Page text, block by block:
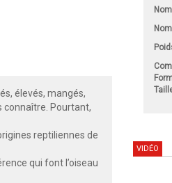
élevés, mangés,
connaître. Pourtant,
reptiliennes de
qui font l’oiseau
VIDÉO